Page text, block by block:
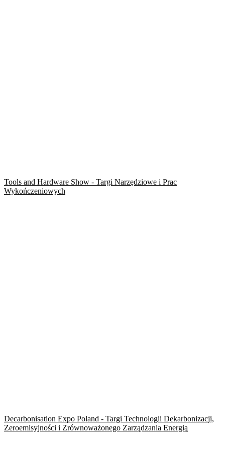
Tools and Hardware Show - Targi Narzędziowe i Prac
Wykończeniowych
Decarbonisation Expo Poland - Targi Technologii Dekarbonizacji,
Zeroemisyjności i Zrównoważonego Zarządzania Energią